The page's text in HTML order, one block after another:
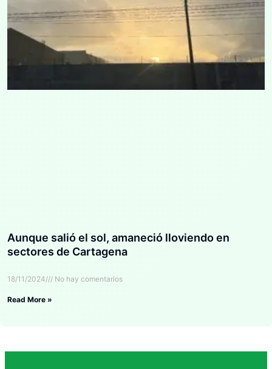
Aunque salió el sol, amaneció lloviendo en
sectores de Cartagena
18/11/2024 No hay comentarios
Read More »